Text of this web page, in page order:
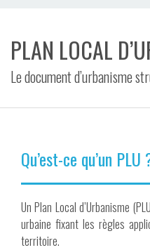
PLAN LOCAL
Le document d’urbanisme
Qu’est-ce qu’un PLU
Un Plan Local d’Urbanisme
urbaine fixant les règles
territoire.